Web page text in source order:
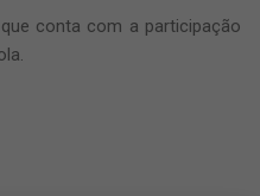
conta com a participação